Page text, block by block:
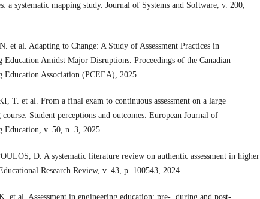
a systematic mapping study. Journal of Systems and Software, v. 200,
et al. Adapting to Change: A Study of Assessment Practices in
Education Amidst Major Disruptions. Proceedings of the Canadian
Education Association (PCEEA), 2025.
T. et al. From a final exam to continuous assessment on a large
course: Student perceptions and outcomes. European Journal of
Education, v. 50, n. 3, 2025.
D. A systematic literature review on authentic assessment in higher
Research Review, v. 43, p. 100543, 2024.
et al. Assessment in engineering education: pre-, during and post-